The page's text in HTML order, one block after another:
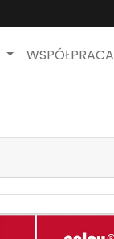
WSPÓŁPRACA